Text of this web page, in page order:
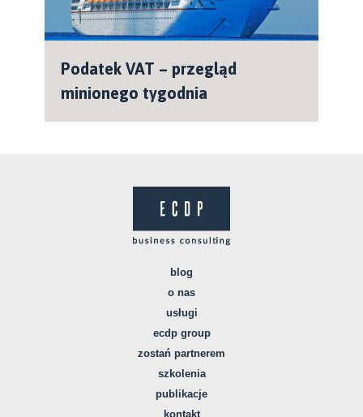
Podatek VAT – przegląd
minionego tygodnia
blog
o nas
usługi
ecdp group
zostań partnerem
szkolenia
publikacje
kontakt